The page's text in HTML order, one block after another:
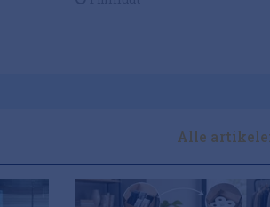
Alle